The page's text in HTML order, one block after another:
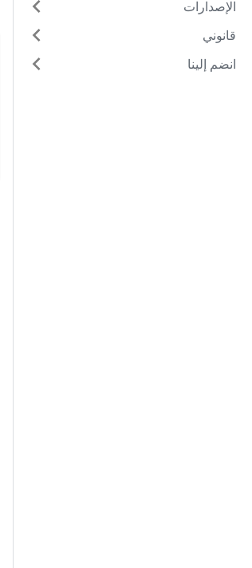
الإصدارات
قانوني
انضم إلينا